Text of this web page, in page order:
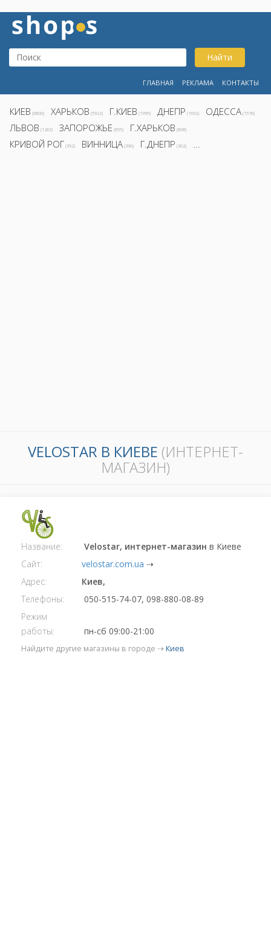
Найти
ГЛАВНАЯ РЕКЛАМА КОНТАКТЫ
КИЕВ (8800) ХАРЬКОВ (5922) Г.КИЕВ (1995) ДНЕПР (1692) ОДЕССА (1578)
ЛЬВОВ (1282) ЗАПОРОЖЬЕ (855) Г.ХАРЬКОВ (808)
КРИВОЙ РОГ (392) ВИННИЦА (390) Г.ДНЕПР (362) ...
VELOSTAR В КИЕВЕ (ИНТЕРНЕТ-
МАГАЗИН)
Название: Velostar, интернет-магазин в Киеве
Сайт:
velostar.com.ua ⇢
Адрес:
Киев,
Телефоны:
050-515-74-07, 098-880-08-89
Режим
работы:
пн-сб 09:00-21:00
Найдите другие магазины в городе ⇢ Киев